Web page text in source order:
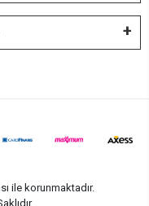
ile korunmaktadır.